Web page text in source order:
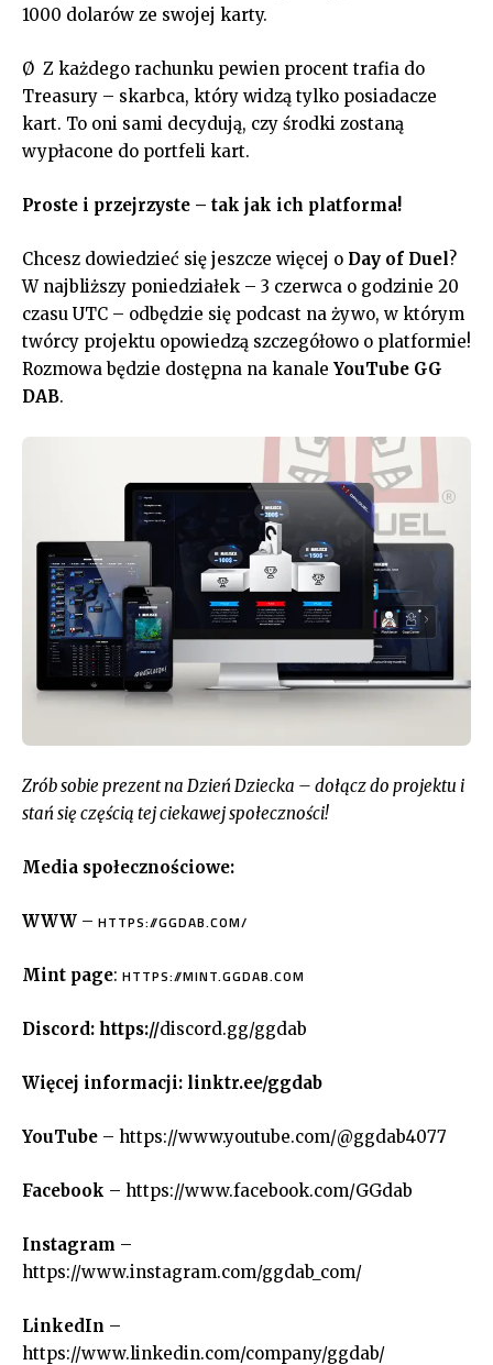
1000 dolarów ze swojej karty.
Ø Z każdego rachunku pewien procent trafia do
Treasury – skarbca, który widzą tylko posiadacze
kart. To oni sami decydują, czy środki zostaną
wypłacone do portfeli kart.
Proste i przejrzyste – tak jak ich platforma!
Chcesz dowiedzieć się jeszcze więcej o Day of Duel?
W najbliższy poniedziałek – 3 czerwca o godzinie 20
czasu UTC – odbędzie się podcast na żywo, w którym
twórcy projektu opowiedzą szczegółowo o platformie!
Rozmowa będzie dostępna na kanale YouTube GG
DAB.
Zrób sobie prezent na Dzień Dziecka – dołącz do projektu i
stań się częścią tej ciekawej społeczności!
Media społecznościowe:
WWW – HTTPS://GGDAB.COM/
Mint page: HTTPS://MINT.GGDAB.COM
Discord: https://discord.gg/ggdab
Więcej informacji: linktr.ee/ggdab
YouTube – https://www.youtube.com/@ggdab4077
Facebook – https://www.facebook.com/GGdab
Instagram –
https://www.instagram.com/ggdab_com/
LinkedIn –
https://www.linkedin.com/company/ggdab/